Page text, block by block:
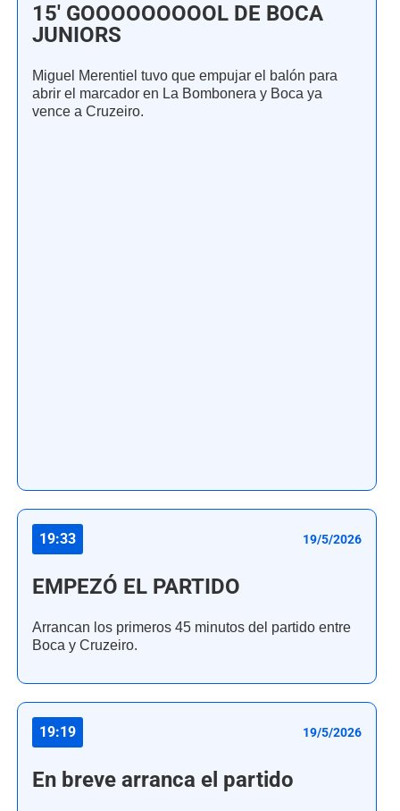
15' GOOOOOOOOOL DE BOCA
JUNIORS
Miguel Merentiel tuvo que empujar el balón para
abrir el marcador en La Bombonera y Boca ya
vence a Cruzeiro.
19:33 19/5/2026
EMPEZÓ EL PARTIDO
Arrancan los primeros 45 minutos del partido entre
Boca y Cruzeiro.
19:19 19/5/2026
En breve arranca el partido